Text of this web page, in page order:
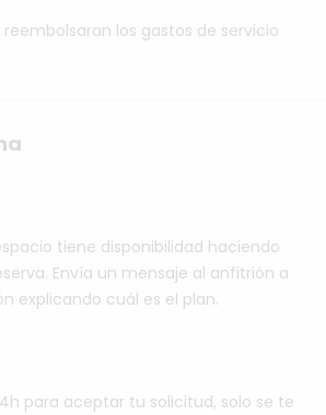
reembolsaran los gastos de servicio
tiene disponibilidad haciendo
Envía un mensaje al anfitrión a
explicando cuál es el plan.
para aceptar tu solicitud, solo se te